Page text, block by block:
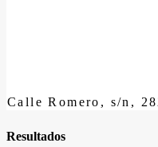
Calle Romero, s/n,
Resultados